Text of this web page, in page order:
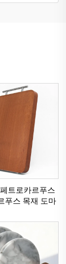
트로카르푸스
푸스 목재 도마